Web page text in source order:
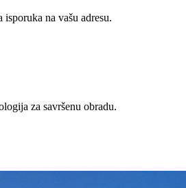
na vašu adresu.
za savršenu obradu.